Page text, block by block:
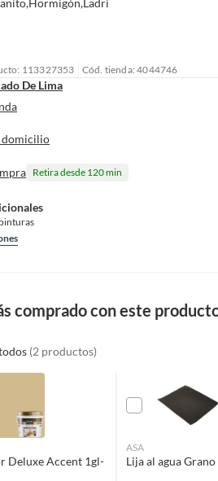
113327353 Cód. tienda: 4044746
De Lima
domicilio
Retira desde 120 min
comprado con este
(2 productos)
Deluxe Accent 1gl-
ASA
Lija al agua